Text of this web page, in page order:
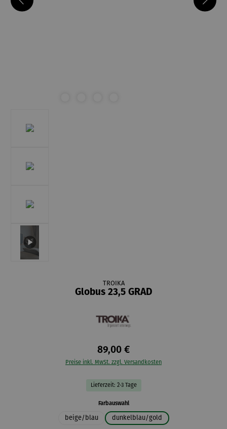
TROIKA
Globus 23,5 GRAD
89,00 €
Preise inkl. MwSt. zzgl. Versandkosten
Lieferzeit: 2-3 Tage
Farbauswahlauswählen
beige/blau dunkelblau/gold